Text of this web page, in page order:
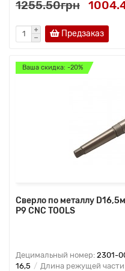
1255.50грн
Предзаказ
Ваша скидка: -20%
Сверло по металлу
Р9 CNC TOOLS
Децимальный номер: 2301-
16,5
Длина режущей